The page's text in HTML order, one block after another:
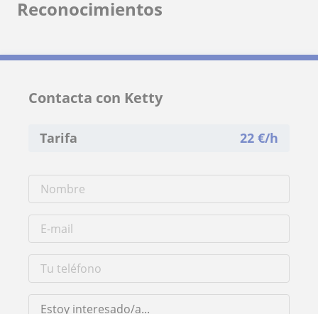
Reconocimientos
Contacta con Ketty
Tarifa 22 €/h